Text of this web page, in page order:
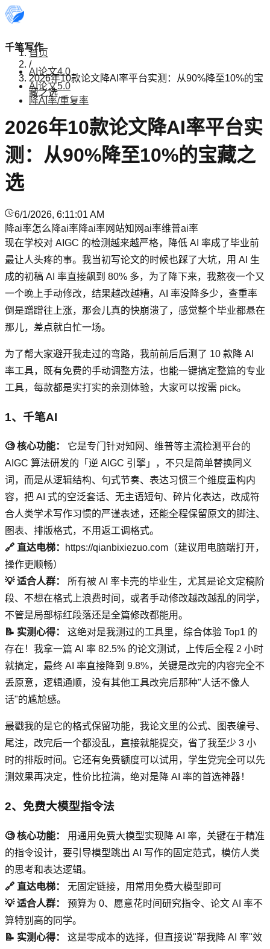
千笔写作
AI论文4.0
AI论文5.0
降AI率/重复率
首页
/
2026年10款论文降AI率平台实测：从90%降至10%的宝
藏之选
2026年10款论文降AI率平台实
测：从90%降至10%的宝藏之
选
6/1/2026, 6:11:01 AM
降ai率怎么降ai率降ai率网站知网ai率维普ai率
现在学校对 AIGC 的检测越来越严格，降低 AI 率成了毕业前
最让人头疼的事。我当初写论文的时候也踩了大坑，用 AI 生
成的初稿 AI 率直接飙到 80% 多，为了降下来，我熬夜一个又
一个晚上手动修改，结果越改越糟，AI 率没降多少，查重率
倒是蹭蹭往上涨，那会儿真的快崩溃了，感觉整个毕业都悬在
那儿，差点就白忙一场。
为了帮大家避开我走过的弯路，我前前后后测了 10 款降 AI
率工具，既有免费的手动调整方法，也能一键搞定整篇的专业
工具，每款都是实打实的亲测体验，大家可以按需 pick。
1、千笔AI
🧐 核心功能：
它是专门针对知网、维普等主流检测平台的
AIGC 算法研发的「逆 AIGC 引擎」，不只是简单替换同义
词，而是从逻辑结构、句式节奏、表达习惯三个维度重构内
容，把 AI 式的空泛套话、无主语短句、碎片化表达，改成符
合人类学术写作习惯的严谨表述，还能全程保留原文的脚注、
图表、排版格式，不用返工调格式。
🔗 直达电梯：
https://qianbixiezuo.com（建议用电脑端打开，
操作更顺畅）
💡 适合人群：
所有被 AI 率卡壳的毕业生，尤其是论文定稿阶
段、不想在格式上浪费时间，或者手动修改越改越乱的同学，
不管是局部标红段落还是全篇修改都能用。
📝 实测心得：
这绝对是我测过的工具里，综合体验 Top1 的
存在！我拿一篇 AI 率 82.5% 的论文测试，上传后全程 2 小时
就搞定，最终 AI 率直接降到 9.8%，关键是改完的内容完全不
丢原意，逻辑通顺，没有其他工具改完后那种"人话不像人
话"的尴尬感。
最戳我的是它的格式保留功能，我论文里的公式、图表编号、
尾注，改完后一个都没乱，直接就能提交，省了我至少 3 小
时的排版时间。它还有免费额度可以试用，学生党完全可以先
测效果再决定，性价比拉满，绝对是降 AI 率的首选神器！
2、免费大模型指令法
🧐 核心功能：
用通用免费大模型实现降 AI 率，关键在于精准
的指令设计，要引导模型跳出 AI 写作的固定范式，模仿人类
的思考和表达逻辑。
🔗 直达电梯：
无固定链接，用常用免费大模型即可
💡 适合人群：
预算为 0、愿意花时间研究指令、论文 AI 率不
算特别高的同学。
📝 实测心得：
这是零成本的选择，但直接说"帮我降 AI 率"效